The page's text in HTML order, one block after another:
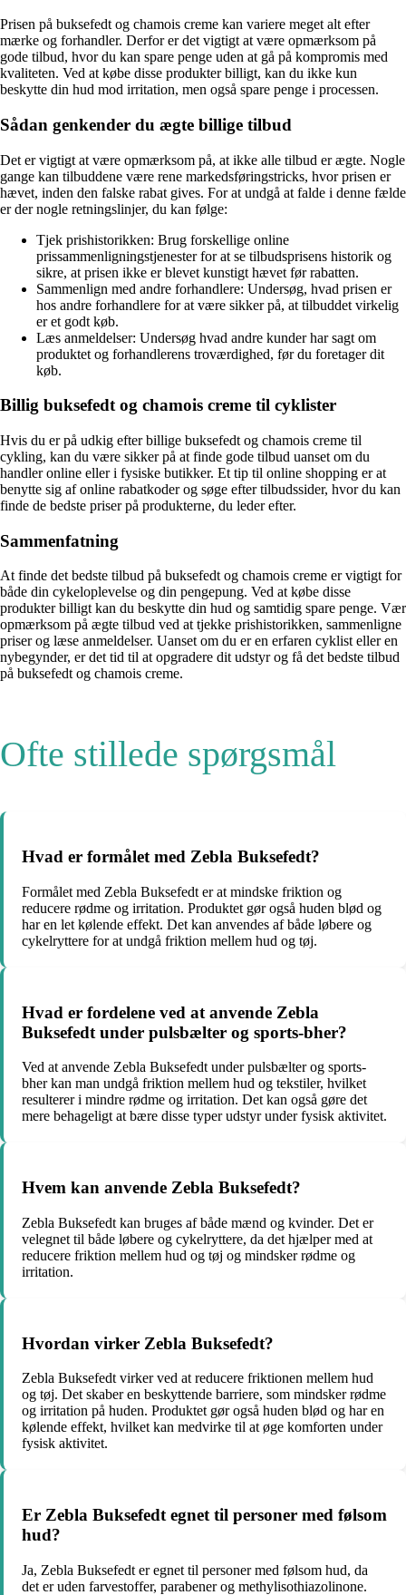
Prisen på buksefedt og chamois creme kan variere meget alt efter
mærke og forhandler. Derfor er det vigtigt at være opmærksom på
gode tilbud, hvor du kan spare penge uden at gå på kompromis med
kvaliteten. Ved at købe disse produkter billigt, kan du ikke kun
beskytte din hud mod irritation, men også spare penge i processen.
Sådan genkender du ægte billige tilbud
Det er vigtigt at være opmærksom på, at ikke alle tilbud er ægte. Nogle
gange kan tilbuddene være rene markedsføringstricks, hvor prisen er
hævet, inden den falske rabat gives. For at undgå at falde i denne fælde
er der nogle retningslinjer, du kan følge:
Tjek prishistorikken: Brug forskellige online
prissammenligningstjenester for at se tilbudsprisens historik og
sikre, at prisen ikke er blevet kunstigt hævet før rabatten.
Sammenlign med andre forhandlere: Undersøg, hvad prisen er
hos andre forhandlere for at være sikker på, at tilbuddet virkelig
er et godt køb.
Læs anmeldelser: Undersøg hvad andre kunder har sagt om
produktet og forhandlerens troværdighed, før du foretager dit
køb.
Billig buksefedt og chamois creme til cyklister
Hvis du er på udkig efter billige buksefedt og chamois creme til
cykling, kan du være sikker på at finde gode tilbud uanset om du
handler online eller i fysiske butikker. Et tip til online shopping er at
benytte sig af online rabatkoder og søge efter tilbudssider, hvor du kan
finde de bedste priser på produkterne, du leder efter.
Sammenfatning
At finde det bedste tilbud på buksefedt og chamois creme er vigtigt for
både din cykeloplevelse og din pengepung. Ved at købe disse
produkter billigt kan du beskytte din hud og samtidig spare penge. Vær
opmærksom på ægte tilbud ved at tjekke prishistorikken, sammenligne
priser og læse anmeldelser. Uanset om du er en erfaren cyklist eller en
nybegynder, er det tid til at opgradere dit udstyr og få det bedste tilbud
på buksefedt og chamois creme.
Ofte stillede spørgsmål
Hvad er formålet med Zebla Buksefedt?
Formålet med Zebla Buksefedt er at mindske friktion og
reducere rødme og irritation. Produktet gør også huden blød og
har en let kølende effekt. Det kan anvendes af både løbere og
cykelryttere for at undgå friktion mellem hud og tøj.
Hvad er fordelene ved at anvende Zebla
Buksefedt under pulsbælter og sports-bher?
Ved at anvende Zebla Buksefedt under pulsbælter og sports-
bher kan man undgå friktion mellem hud og tekstiler, hvilket
resulterer i mindre rødme og irritation. Det kan også gøre det
mere behageligt at bære disse typer udstyr under fysisk aktivitet.
Hvem kan anvende Zebla Buksefedt?
Zebla Buksefedt kan bruges af både mænd og kvinder. Det er
velegnet til både løbere og cykelryttere, da det hjælper med at
reducere friktion mellem hud og tøj og mindsker rødme og
irritation.
Hvordan virker Zebla Buksefedt?
Zebla Buksefedt virker ved at reducere friktionen mellem hud
og tøj. Det skaber en beskyttende barriere, som mindsker rødme
og irritation på huden. Produktet gør også huden blød og har en
kølende effekt, hvilket kan medvirke til at øge komforten under
fysisk aktivitet.
Er Zebla Buksefedt egnet til personer med følsom
hud?
Ja, Zebla Buksefedt er egnet til personer med følsom hud, da
det er uden farvestoffer, parabener og methylisothiazolinone.